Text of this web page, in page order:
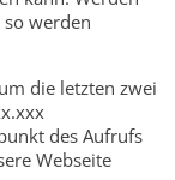
werden
die letzten zwei
des Aufrufs
Webseite